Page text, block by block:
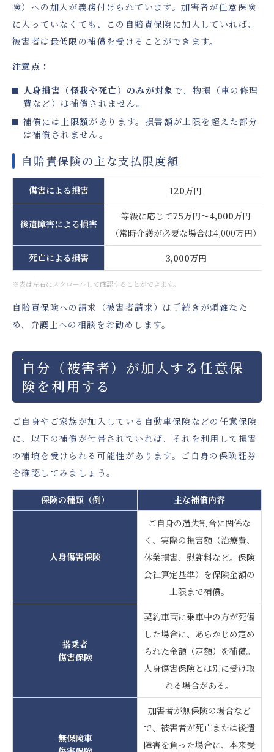
険）への加入が義務付けられています。加害者が任意保険
に入っていなくても、この自賠責保険に加入していれば、
被害者は最低限の補償を受けることができます。
注意点：
人身損害（怪我や死亡）のみが対象で、物損（車の修理
費など）は補償されません。
補償には 上限額があります。損害額が上限を超えた部分
は補償されません。
自賠責保険の主な支払限度額
傷害による損害 120万円
後遺障害による損害
等級に応じて75万円～4,000万円
（常時介護が必要な場合は4,000万円）
死亡による損害
3,000万円
※表は左右にスクロールして確認することができます。
自賠責保険への請求（被害者請求）は手続きが煩雑なた
め、弁護士への相談をお勧めします。
自分（被害者）が加入する任意保
険を利用する
ご自身やご家族が加入している自動車保険などの任意保険
に、以下の補償が付帯されていれば、それを利用して損害
の補填を受けられる可能性があります。ご自身の保険証券
を確認してみましょう。
保険の種類（例） 主な補償内容
人身傷害保険
ご自身の過失割合に関係な
く、実際の損害額（治療費、
休業損害、慰謝料など。保険
会社算定基準）を保険金額の
上限まで補償。
搭乗者
傷害保険
契約車両に乗車中の方が死傷
した場合に、あらかじめ定め
られた金額（定額）を補償。
人身傷害保険とは別に受け取
れる場合がある。
無保険車
加害者が無保険の場合など
で、被害者が死亡または後遺
障害を負った場合に、本来受